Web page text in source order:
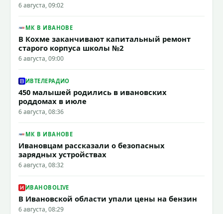
6 августа, 09:02
МК В ИВАНОВЕ
В Кохме заканчивают капитальный ремонт
старого корпуса школы №2
6 августа, 09:00
ИВТЕЛЕРАДИО
450 малышей родились в ивановских
роддомах в июле
6 августа, 08:36
МК В ИВАНОВЕ
Ивановцам рассказали о безопасных
зарядных устройствах
6 августа, 08:32
ИВАНОВОLIVE
В Ивановской области упали цены на бензин
6 августа, 08:29